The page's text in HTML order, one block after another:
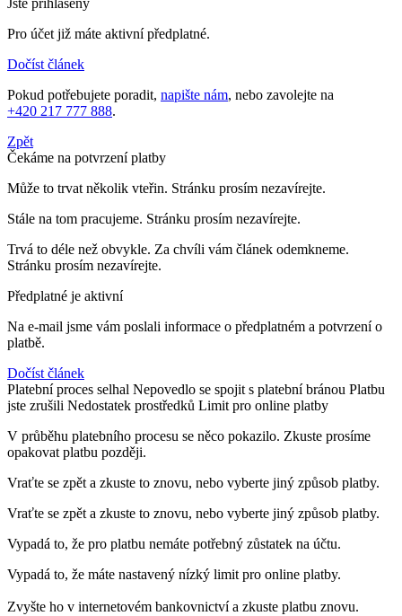
Jste přihlášený
Pro účet již máte aktivní předplatné.
Dočíst článek
Pokud potřebujete poradit, napište nám, nebo zavolejte na
+420 217 777 888.
Zpět
Čekáme na potvrzení platby
Může to trvat několik vteřin. Stránku prosím nezavírejte.
Stále na tom pracujeme. Stránku prosím nezavírejte.
Trvá to déle než obvykle. Za chvíli vám článek odemkneme.
Stránku prosím nezavírejte.
Předplatné je aktivní
Na e-mail jsme vám poslali informace o předplatném a potvrzení o
platbě.
Dočíst článek
Platební proces selhal Nepovedlo se spojit s platební bránou Platbu
jste zrušili Nedostatek prostředků Limit pro online platby
V průběhu platebního procesu se něco pokazilo. Zkuste prosíme
opakovat platbu později.
Vraťte se zpět a zkuste to znovu, nebo vyberte jiný způsob platby.
Vraťte se zpět a zkuste to znovu, nebo vyberte jiný způsob platby.
Vypadá to, že pro platbu nemáte potřebný zůstatek na účtu.
Vypadá to, že máte nastavený nízký limit pro online platby.
Zvyšte ho v internetovém bankovnictví a zkuste platbu znovu.